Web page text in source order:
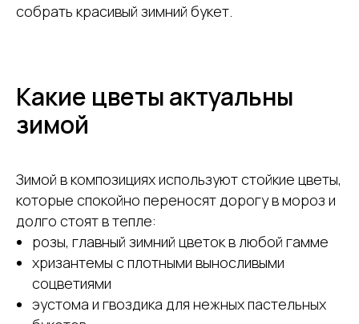
собрать красивый зимний букет.
Какие цветы актуальны
зимой
Зимой в композициях используют стойкие цветы,
которые спокойно переносят дорогу в мороз и
долго стоят в тепле:
розы, главный зимний цветок в любой гамме
хризантемы с плотными выносливыми
соцветиями
эустома и гвоздика для нежных пастельных